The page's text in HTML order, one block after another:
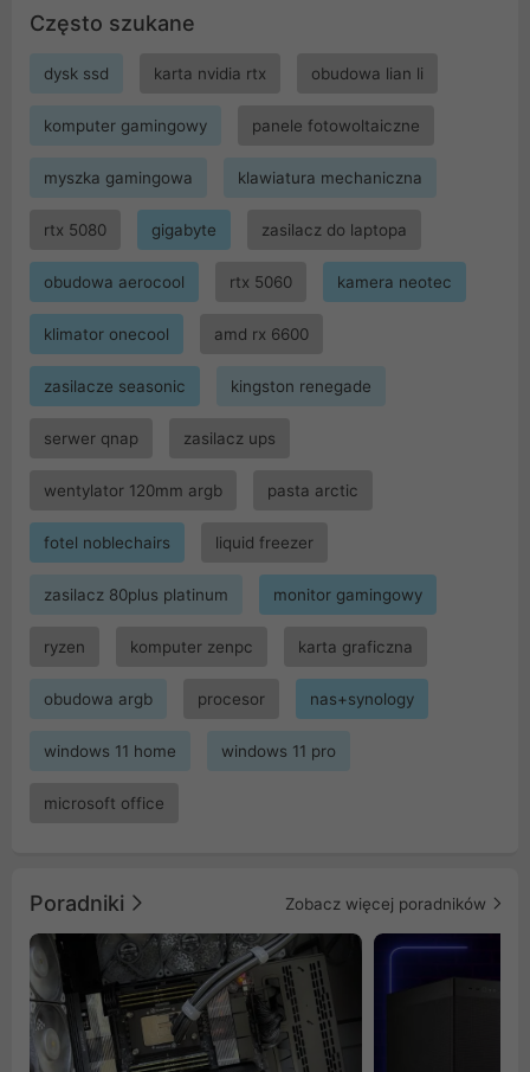
Często szukane
dysk ssd karta nvidia rtx obudowa lian li
komputer gamingowy panele fotowoltaiczne
myszka gamingowa klawiatura mechaniczna
rtx 5080 gigabyte zasilacz do laptopa
obudowa aerocool rtx 5060 kamera neotec
klimator onecool amd rx 6600
zasilacze seasonic kingston renegade
serwer qnap zasilacz ups
wentylator 120mm argb pasta arctic
fotel noblechairs liquid freezer
zasilacz 80plus platinum monitor gamingowy
ryzen komputer zenpc karta graficzna
obudowa argb procesor nas+synology
windows 11 home windows 11 pro
microsoft office
Poradniki Zobacz więcej poradników